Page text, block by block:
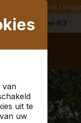
rekening met
van
uit te
uw
met een 9.3